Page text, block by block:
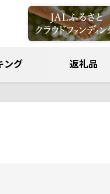
ング 返礼品